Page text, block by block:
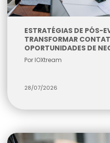
ESTRATÉGIAS DE PÓS-
TRANSFORMAR
OPORTUNIDADES DE
Por IOXtream
28/07/2026